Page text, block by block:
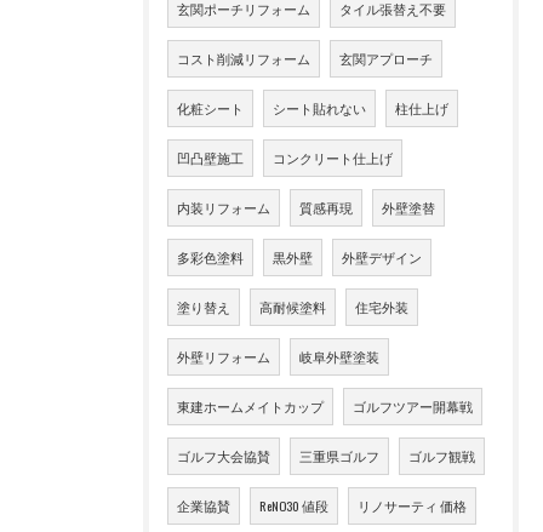
玄関ポーチリフォーム タイル張替え不要
コスト削減リフォーム 玄関アプローチ
化粧シート シート貼れない 柱仕上げ
凹凸壁施工 コンクリート仕上げ
内装リフォーム 質感再現 外壁塗替
多彩色塗料 黒外壁 外壁デザイン
塗り替え 高耐候塗料 住宅外装
外壁リフォーム 岐阜外壁塗装
東建ホームメイトカップ ゴルフツアー開幕戦
ゴルフ大会協賛 三重県ゴルフ ゴルフ観戦
企業協賛 ReNO30 値段 リノサーティ 価格